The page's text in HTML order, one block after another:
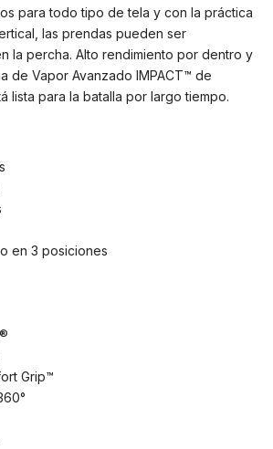
para todo tipo de tela y con la práctica
las prendas pueden ser
la percha. Alto rendimiento por dentro y
de Vapor Avanzado IMPACT™ de
lista para la batalla por largo tiempo.
en 3 posiciones
Grip™